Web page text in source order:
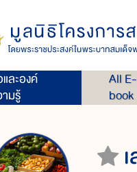
ละองค์
มรู้
All E-
book